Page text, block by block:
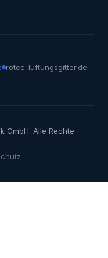
rotec-lüftungsgitter.de
GmbH. Alle Rechte